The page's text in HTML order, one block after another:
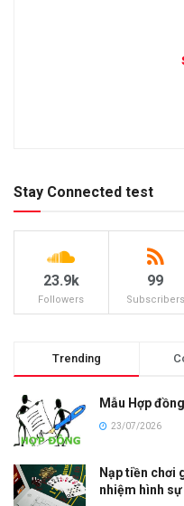
Stay Connected test
23.9k
Followers
99
Subscribers
Trending
Mẫu Hợp
23/07/2026
Nạp tiền chơi
nhiệm hình